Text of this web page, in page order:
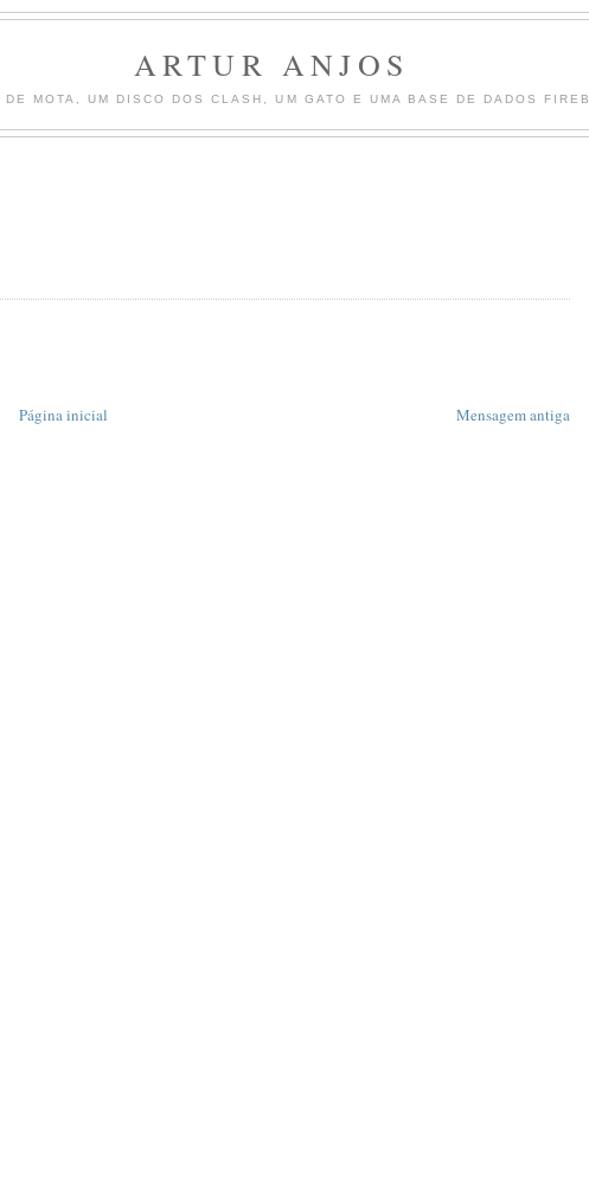
ARTUR ANJOS
DE MOTA, UM DISCO DOS CLASH, UM GATO E UMA BASE DE DADOS
Mensagem antiga
Página inicial